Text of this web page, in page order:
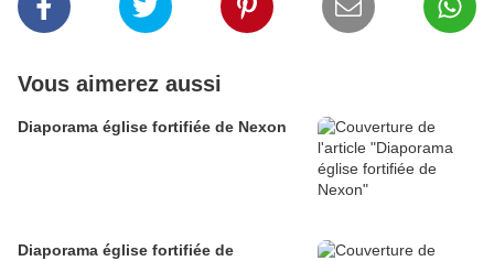
Vous aimerez aussi
Diaporama église fortifiée de Nexon
Diaporama église fortifiée de